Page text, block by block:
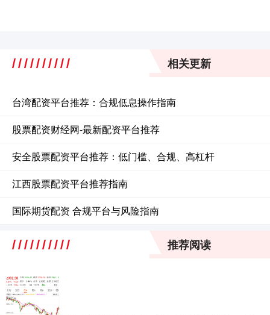
相关更新
台湾配资平台推荐：合规低息操作指南
股票配资财经网-最新配资平台推荐
安全股票配资平台推荐：低门槛、合规、高杠杆
江西股票配资平台推荐指南
国际期货配资 合规平台与风险指南
推荐阅读